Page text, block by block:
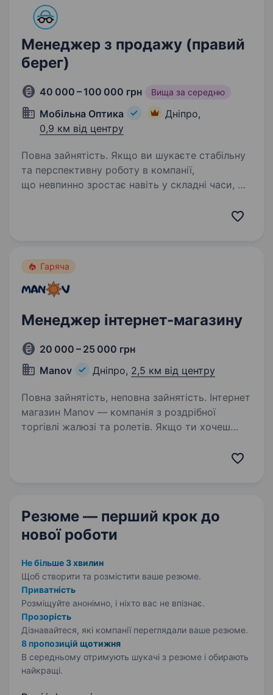
Менеджер з продажу (правий
берег)
40 000 – 100 000 грн Вища за середню
Мобільна Оптика
Дніпро,
0,9 км від центру
Повна зайнятість. Якщо ви шукаєте стабільну
та перспективну роботу в компанії,
що невпинно зростає навіть у складні часи, —
Гаряча
Менеджер інтернет-магазину
20 000 – 25 000 грн
Manov
Дніпро, 2,5 км від центру
Повна зайнятість, неповна зайнятість. Інтернет
магазин Manov — компанія з роздрібної
торгівлі жалюзі та ролетів. Якщо ти хочеш
Резюме — перший крок до
нової роботи
Не більше 3 хвилин
Щоб створити та розмістити ваше резюме.
Приватність
Розміщуйте анонімно, і ніхто вас не впізнає.
Прозорість
Дізнавайтеся, які компанії переглядали ваше резюме.
8 пропозицій щотижня
В середньому отримують шукачі з резюме і обирають
найкращі.